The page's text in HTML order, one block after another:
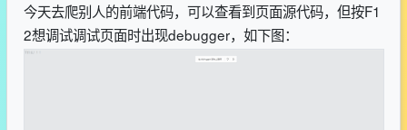
今天去爬别人的前端代码，可以查看到页面源代码，但按F1
2想调试调试页面时出现debugger，如下图：